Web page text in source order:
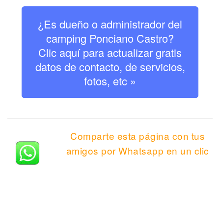
¿Es dueño o administrador del
camping Ponciano Castro?
Clic aquí para actualizar gratis
datos de contacto, de servicios,
fotos, etc »
Comparte esta página con tus
amigos por Whatsapp en un clic